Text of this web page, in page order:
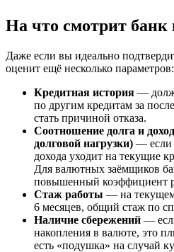
На что смотрит банк
Даже если вы идеально
оценит ещё несколько параметров:
Кредитная история —
по другим кредитам за
стать причиной отказа.
Соотношение долга и
долговой нагрузки) — если
дохода уходит на текущие
Для валютных заёмщиков
повышенный коэффициент
Стаж работы — на текущем
6 месяцев, общий стаж по
Наличие сбережений —
накопления в валюте, это
есть «подушка» на случай